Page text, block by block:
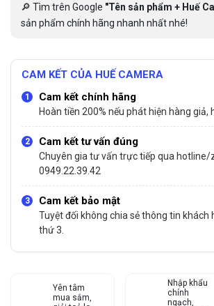
🔎 Tìm trên Google "Tên sản phẩm + Huế
sản phẩm chính hãng nhanh nhất nhé!
CAM KẾT CỦA HUẾ CAMERA
Cam kết chính hãng
Hoàn tiền 200% nếu phát hiện hàng giả,
Cam kết tư vấn đúng
Chuyên gia tư vấn trực tiếp qua hotline/
0949.22.39.42
Cam kết bảo mật
Tuyệt đối không chia sẻ thông tin khách
thứ 3.
Yên tâm
mua sắm,
Nhập khẩu
chính
ngạch,